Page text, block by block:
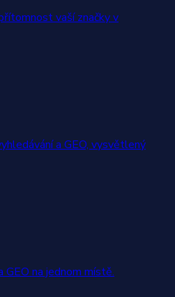
vaší značky v
a GEO, vysvětlený
GEO na jednom místě.